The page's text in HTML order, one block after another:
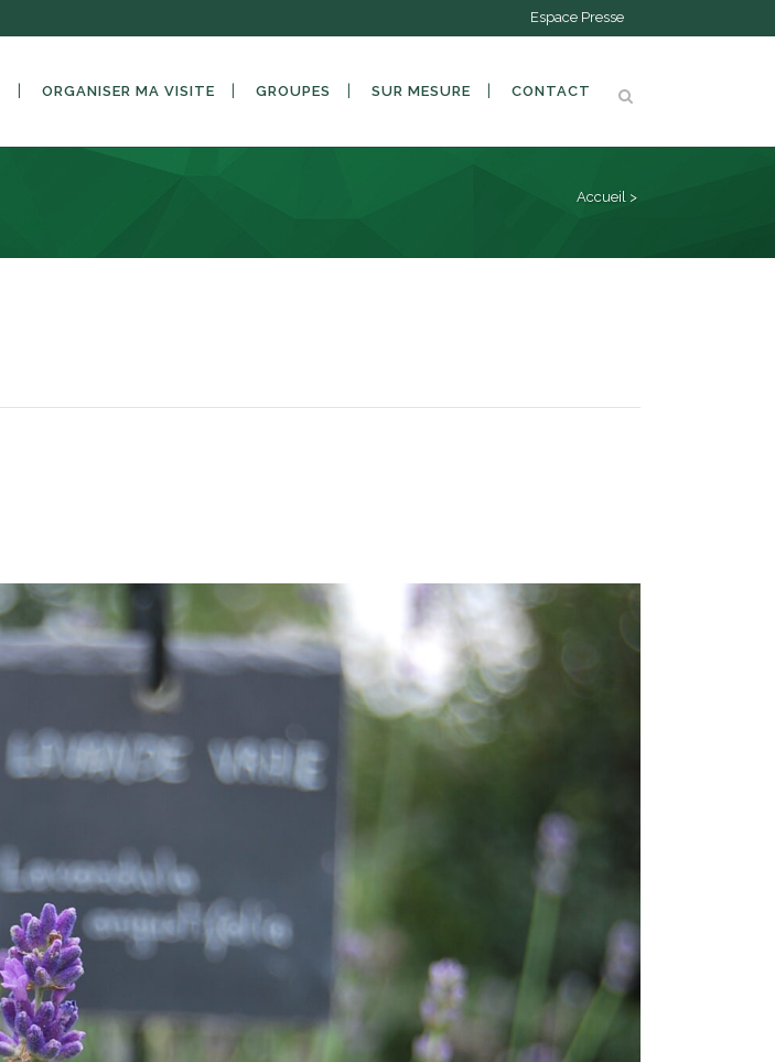
Espace Presse
ORGANISER MA VISITE GROUPES SUR MESURE CONTACT
Accueil >